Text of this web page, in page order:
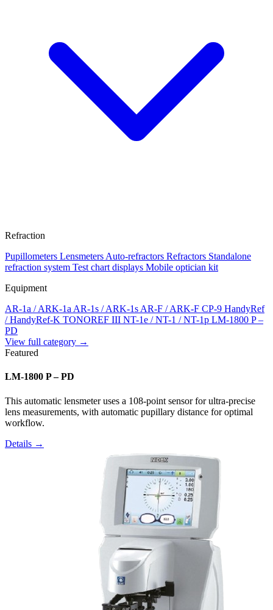
Refraction
Pupillometers Lensmeters Auto-refractors Refractors Standalone
refraction system Test chart displays Mobile optician kit
Equipment
AR-1a / ARK-1a AR-1s / ARK-1s AR-F / ARK-F CP-9 HandyRef
/ HandyRef-K TONOREF III NT-1e / NT-1 / NT-1p LM-1800 P –
PD
View full category →
Featured
LM-1800 P – PD
This automatic lensmeter uses a 108-point sensor for ultra-precise
lens measurements, with automatic pupillary distance for optimal
workflow.
Details →